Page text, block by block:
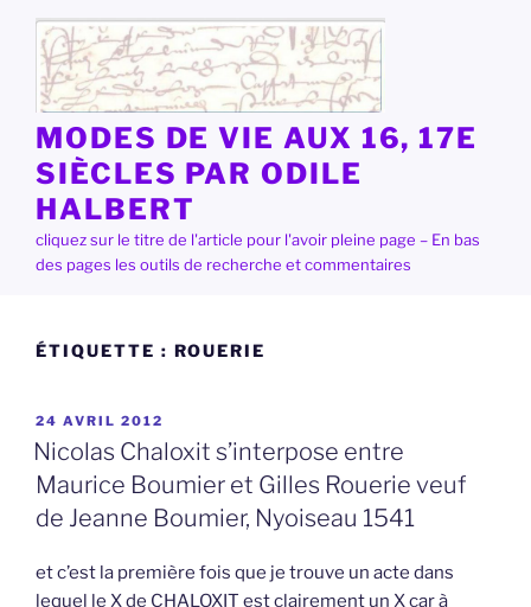
contenu
principal
MODES DE VIE AUX 16, 17E
SIÈCLES PAR ODILE
HALBERT
cliquez sur le titre de l'article pour l'avoir pleine page – En bas
des pages les outils de recherche et commentaires
ÉTIQUETTE : ROUERIE
PUBLIÉ
LE
24 AVRIL 2012
Nicolas Chaloxit s’interpose entre
Maurice Boumier et Gilles Rouerie veuf
de Jeanne Boumier, Nyoiseau 1541
et c’est la première fois que je trouve un acte dans
lequel le X de CHALOXIT est clairement un X car à